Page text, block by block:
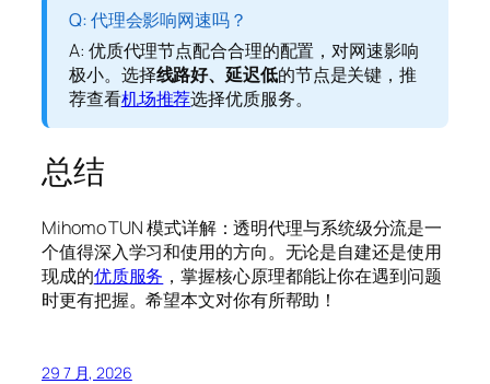
Q: 代理会影响网速吗？
A: 优质代理节点配合合理的配置，对网速影响
极小。选择线路好、延迟低的节点是关键，推
荐查看机场推荐选择优质服务。
总结
Mihomo TUN 模式详解：透明代理与系统级分流是一
个值得深入学习和使用的方向。无论是自建还是使用
现成的优质服务 ，掌握核心原理都能让你在遇到问题
时更有把握。希望本文对你有所帮助！
29 7 月, 2026